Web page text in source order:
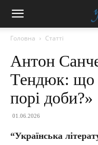
Головна Статті
Антон
Тендюк: що
порі доби?»
01.06.2026
“Українська